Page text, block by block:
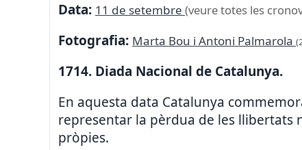
Data: 11 de setembre (veure totes les
Fotografia: Marta Bou i Antoni Palmarola
1714. Diada Nacional de Catalunya.
En aquesta data Catalunya
representar la pèrdua de les llibertats
pròpies.